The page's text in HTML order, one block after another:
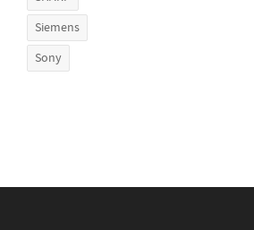
Siemens
Sony